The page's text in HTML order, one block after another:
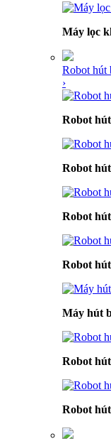
Máy lọc
Robot hút
›
Robot
Robot
Robot
Robot
Máy hút
Robot
Robot